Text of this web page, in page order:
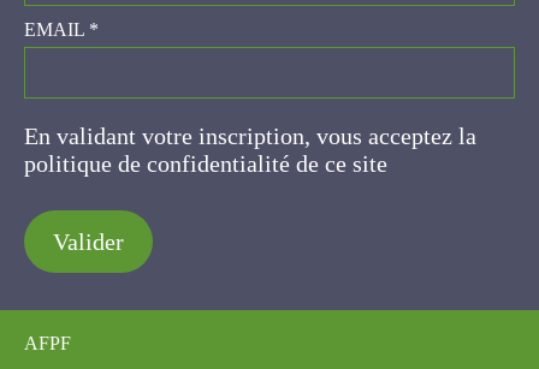
EMAIL*
En validant votre inscription, vous acceptez la
politique de confidentialité de ce site
Valider
AFPF